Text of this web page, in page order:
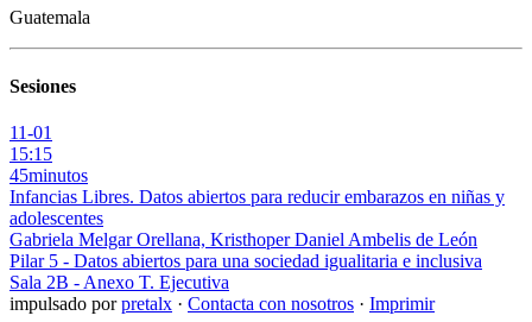
Guatemala
Sesiones
11-01
15:15
45minutos
Infancias Libres. Datos abiertos para reducir embarazos en niñas y
adolescentes
Gabriela Melgar Orellana, Kristhoper Daniel Ambelis de León
Pilar 5 - Datos abiertos para una sociedad igualitaria e inclusiva
Sala 2B - Anexo T. Ejecutiva
impulsado porpretalx · Contacta con nosotros · Imprimir